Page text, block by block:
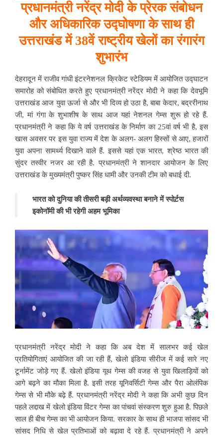
प्रधानमंत्रीनरेंद्रमोदीकेप्रेरकसंबोधन
औरअधिकारिकउद्घोषणाकेसाथही
उत्तराखंडमें 38वेंराष्ट्रीयखेलोंकारंगारंग
शुभारंभ
देहरादून में राजीव गांधी इंटरनेशनल क्रिकेट स्टेडियम में आयोजित उद्घाटन
समारोह को संबोधित करते हुए प्रधानमंत्री नरेंद्र मोदी ने कहा कि देवभूमि
उत्तराखंड आज युवा ऊर्जा से और भी दिव्य हो उठा है, बाबा केदार, बद्ररीनाथ
जी, मां गंगा के शुभाशीष के साथ आज यहां नेशनल गेम्स शुरू हो रहे हैं.
प्रधानमंत्री ने कहा कि ये वर्ष उत्तराखंड के निर्माण का 25वां वर्ष भी है, इस
खास अवसर पर इस युवा राज्य में देश के अलग- अलग हिस्सों से आए, हजारों
युवा अपना सामर्थ्य दिखाने वाले हैं. इससे यहां एक भारत, श्रेष्ठ भारत की
सुंदर तस्वीर नजर आ रही है. प्रधानमंत्री ने शानदार आयोजन के लिए
उत्तराखंड के मुख्यमंत्री पुष्कर सिंह धामी और उनकी टीम को बधाई दी.
भारतकोदुनियाकीतीसरीबड़ीअर्थव्यवस्थाबनानेमेंस्पोर्ट़स
इकोनॉमीकीभीरहेगीअहमभूमिका
प्रधानमंत्री नरेंद्र मोदी ने कहा कि अब देश में सालभर कई खेल
प्रतियोगिताएं आयोजित की जा रही हैं, खेलो इंडिया सीरीज में कई सारे नए
टूर्नामेंट जोड़े गए हैं. खेलो इंडिया यूथ गेम्स की वजह से युवा खिलाड़ियों को
आगे बढ़ने का मौका मिला है. इसी तरह यूनिवर्सिटी गेम्स और पैरा ओलंपिक
गेम्स से भी मौके बढ़े हैं. प्रधानमंत्री नरेंद्र मोदी ने कहा कि अभी कुछ दिन
पहले लद्दाख में खेलो इंडिया विंटर गेम्स का पांचवां संस्करण शुरु हुआ है. पिछले
साल ही बीच गेम्स का भी आयोजन किया. सरकार के साथ ही भाजपा सांसद भी
सांसद निधि से खेल प्रतिभाओं को बढ़ावा दे रहे हैं. प्रधानमंत्री ने अपने